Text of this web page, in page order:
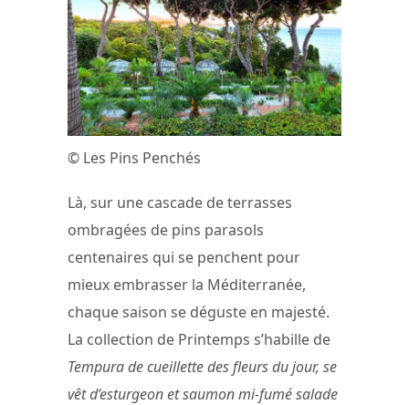
© Les Pins Penchés
Là, sur une cascade de terrasses
ombragées de pins parasols
centenaires qui se penchent pour
mieux embrasser la Méditerranée,
chaque saison se déguste en majesté.
La collection de Printemps s’habille de
Tempura de cueillette des fleurs du jour, se
vêt d’esturgeon et saumon mi-fumé salade